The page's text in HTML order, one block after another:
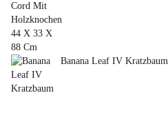
Banana Leaf IV Kratzbaum